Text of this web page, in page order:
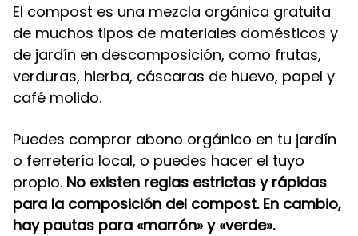
El compost es una mezcla orgánica gratuita
de muchos tipos de materiales domésticos y
de jardín en descomposición, como frutas,
verduras, hierba, cáscaras de huevo, papel y
café molido.
Puedes comprar abono orgánico en tu jardín
o ferretería local, o puedes hacer el tuyo
propio. No existen reglas estrictas y rápidas
para la composición del compost. En cambio,
hay pautas para «marrón» y «verde».